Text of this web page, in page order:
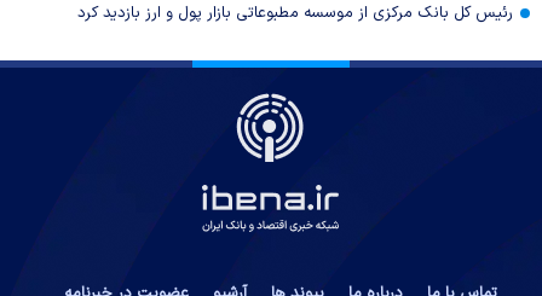
رئیس کل بانک مرکزی از موسسه مطبوعاتی بازار پول و ارز بازدید کرد